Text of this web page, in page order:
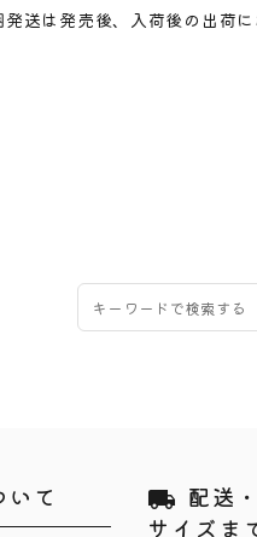
送は発売後、入荷後の出荷に
て local_shipping 配送
サイズま